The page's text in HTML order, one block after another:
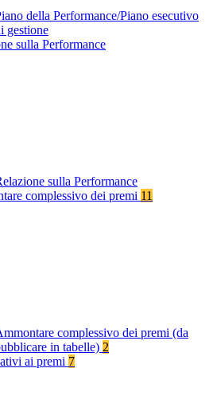
della Performance/Piano esecutivo
gestione
sulla Performance
sulla Performance
complessivo dei premi 11
complessivo dei premi (da
in tabelle) 2
ai premi 7